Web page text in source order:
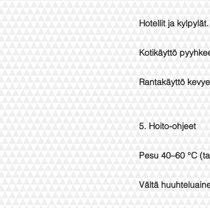
Hotellit ja kylpylät.
Kotikäyttö
Rantakäyttö
5. Hoito-ohjeet
Pesu 40–60 °C
Vältä